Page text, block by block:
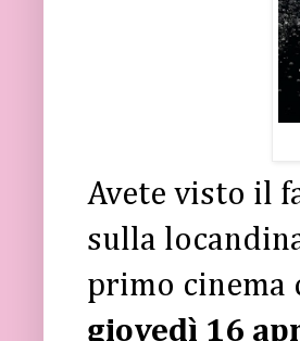
Avete visto il
sulla
primo cinema
giovedì 16